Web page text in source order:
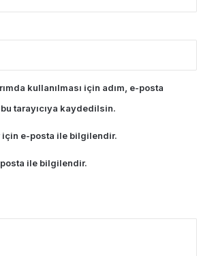
kullanılması için adım, e-posta
tarayıcıya kaydedilsin.
için e-posta ile bilgilendir.
ile bilgilendir.